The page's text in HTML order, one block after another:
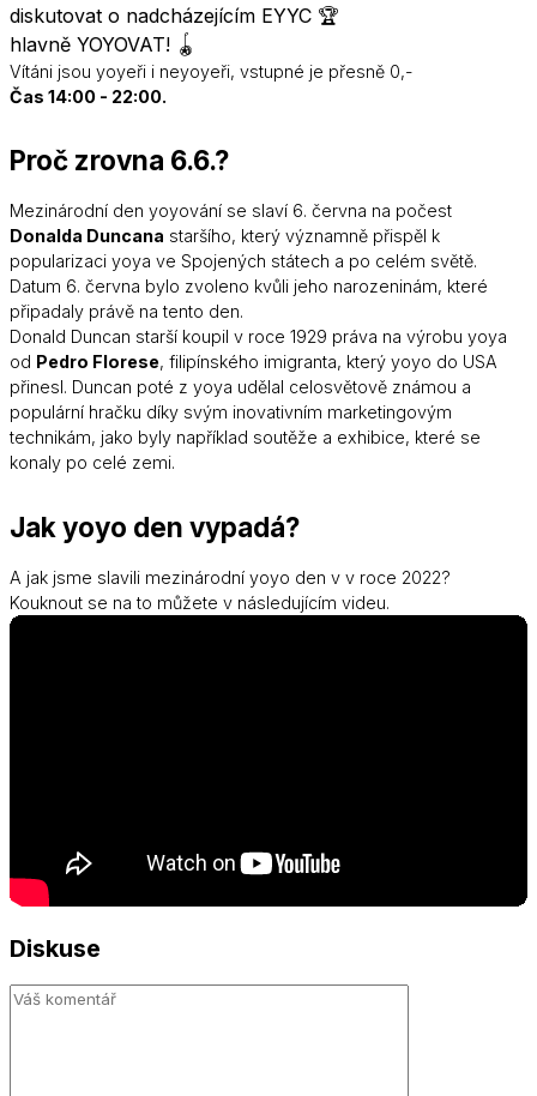
diskutovat o nadcházejícím EYYC 🏆
hlavně YOYOVAT! 🪀
Vítáni jsou yoyeři i neyoyeři, vstupné je přesně 0,-
Čas 14:00 - 22:00.
Proč zrovna 6.6.?
Mezinárodní den yoyování se slaví 6. června na počest
Donalda Duncana staršího, který významně přispěl k
popularizaci yoya ve Spojených státech a po celém světě.
Datum 6. června bylo zvoleno kvůli jeho narozeninám, které
připadaly právě na tento den.
Donald Duncan starší koupil v roce 1929 práva na výrobu yoya
od Pedro Florese, filipínského imigranta, který yoyo do USA
přinesl. Duncan poté z yoya udělal celosvětově známou a
populární hračku díky svým inovativním marketingovým
technikám, jako byly například soutěže a exhibice, které se
konaly po celé zemi.
Jak yoyo den vypadá?
A jak jsme slavili mezinárodní yoyo den v v roce 2022?
Kouknout se na to můžete v následujícím videu.
Diskuse